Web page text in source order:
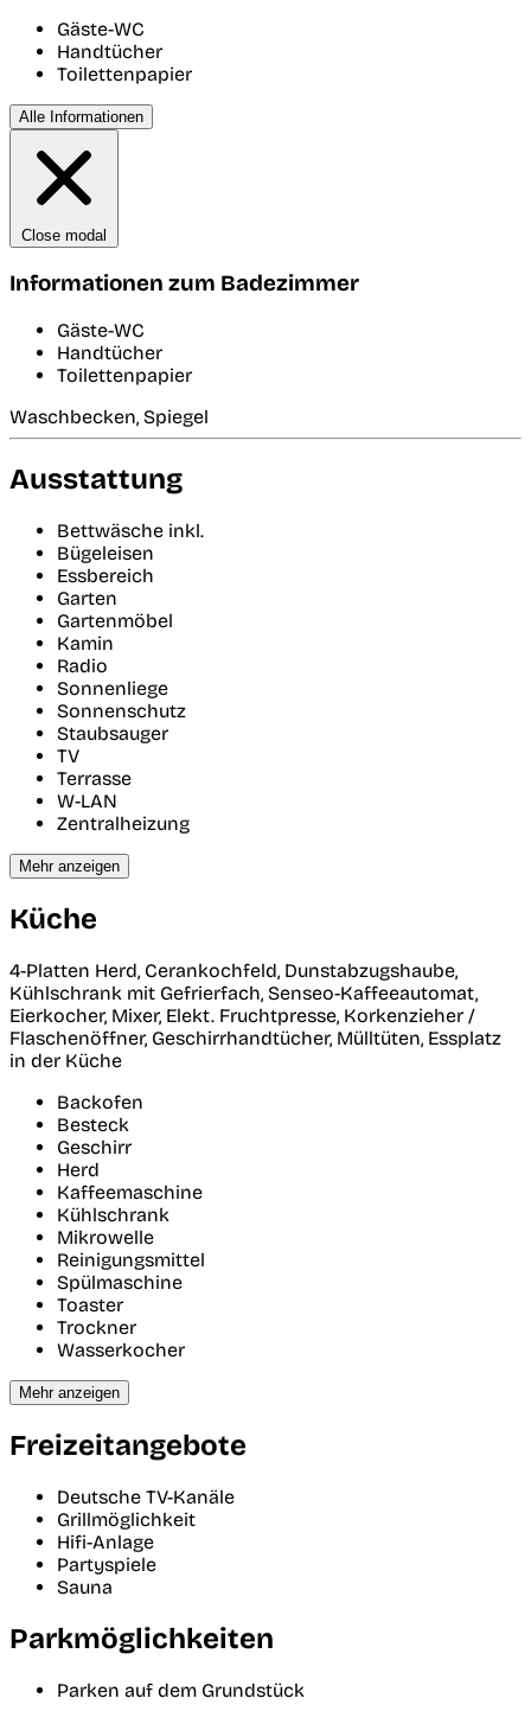
Gäste-WC
Handtücher
Toilettenpapier
Alle Informationen
Close modal
Informationen zum Badezimmer
Gäste-WC
Handtücher
Toilettenpapier
Waschbecken, Spiegel
Ausstattung
Bettwäsche inkl.
Bügeleisen
Essbereich
Garten
Gartenmöbel
Kamin
Radio
Sonnenliege
Sonnenschutz
Staubsauger
TV
Terrasse
W-LAN
Zentralheizung
Mehr anzeigen
Küche
4-Platten Herd, Cerankochfeld, Dunstabzugshaube,
Kühlschrank mit Gefrierfach, Senseo-Kaffeeautomat,
Eierkocher, Mixer, Elekt. Fruchtpresse, Korkenzieher /
Flaschenöffner, Geschirrhandtücher, Mülltüten, Essplatz
in der Küche
Backofen
Besteck
Geschirr
Herd
Kaffeemaschine
Kühlschrank
Mikrowelle
Reinigungsmittel
Spülmaschine
Toaster
Trockner
Wasserkocher
Mehr anzeigen
Freizeitangebote
Deutsche TV-Kanäle
Grillmöglichkeit
Hifi-Anlage
Partyspiele
Sauna
Parkmöglichkeiten
Parken auf dem Grundstück